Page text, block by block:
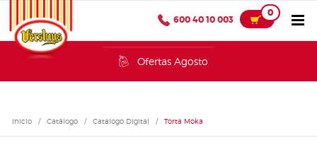
600 40 10 003
0
Ofertas Agosto
Inicio / Catálogo / Catalogo Digital / Torta Moka